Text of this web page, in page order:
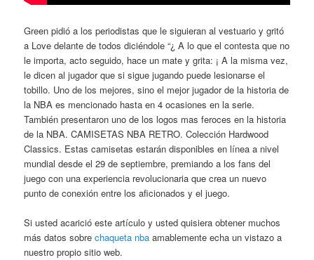
Green pidió a los periodistas que le siguieran al vestuario y gritó
a Love delante de todos diciéndole “¿ A lo que el contesta que no
le importa, acto seguido, hace un mate y grita: ¡ A la misma vez,
le dicen al jugador que si sigue jugando puede lesionarse el
tobillo. Uno de los mejores, sino el mejor jugador de la historia de
la NBA es mencionado hasta en 4 ocasiones en la serie.
También presentaron uno de los logos mas feroces en la historia
de la NBA. CAMISETAS NBA RETRO. Colección Hardwood
Classics. Estas camisetas estarán disponibles en línea a nivel
mundial desde el 29 de septiembre, premiando a los fans del
juego con una experiencia revolucionaria que crea un nuevo
punto de conexión entre los aficionados y el juego.
Si usted acarició este artículo y usted quisiera obtener muchos
más datos sobrechaqueta nba amablemente echa un vistazo a
nuestro propio sitio web.